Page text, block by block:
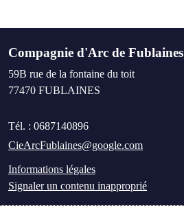
Compagnie d'Arc de Fublaines
59B rue de la fontaine du toit
77470 FUBLAINES
Tél. : 0687140896
CieArcFublaines@google.com
Informations légales
Signaler un contenu inapproprié